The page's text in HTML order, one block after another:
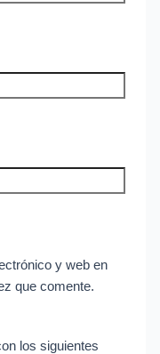
y web en
que comente.
los siguientes